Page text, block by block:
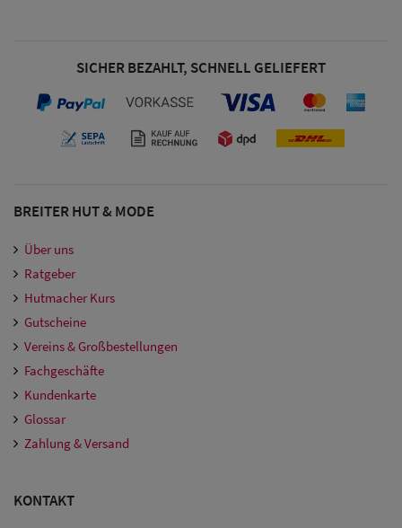
Damen Caps
Großgrößen
(63-65 cm)
SICHER BEZAHLT, SCHNELL GELIEFERT
BREITER HUT & MODE
Über uns
Ratgeber
Hutmacher Kurs
Gutscheine
Vereins & Großbestellungen
Fachgeschäfte
Kundenkarte
Glossar
Zahlung & Versand
KONTAKT